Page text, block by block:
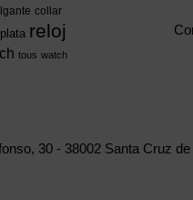
collar
plata reloj
tous watch
30 - 38002 Santa Cruz